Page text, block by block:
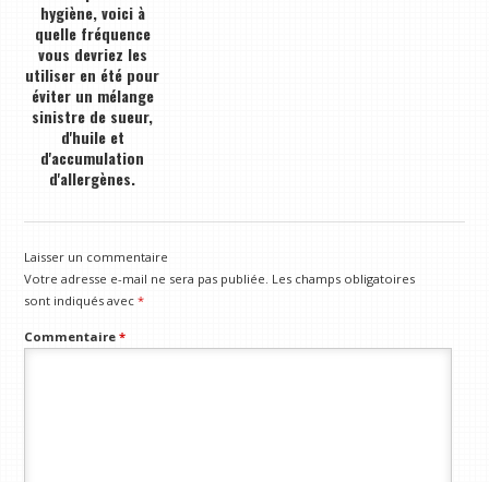
hygiène, voici à
quelle fréquence
vous devriez les
utiliser en été pour
éviter un mélange
sinistre de sueur,
d'huile et
d'accumulation
d'allergènes.
Laisser un commentaire
Votre adresse e-mail ne sera pas publiée. Les champs obligatoires
sont indiqués avec*
Commentaire*